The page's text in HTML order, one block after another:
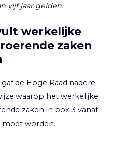
vijf jaar gelden.
werkelijke
zaken
de Hoge Raad nadere
waarop het werkelijke
zaken in box 3 vanaf
moet worden.